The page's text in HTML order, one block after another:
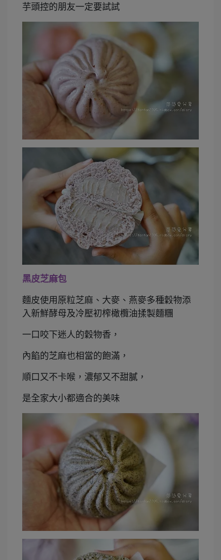
芋頭控的朋友一定要試試
黑皮芝麻包
麵皮使用原粒芝麻、大麥、燕麥多種穀物添
入新鮮酵母及冷壓初榨橄欖油揉製麵糰
一口咬下迷人的穀物香，
內餡的芝麻也相當的飽滿，
順口又不卡喉，濃郁又不甜膩，
是全家大小都適合的美味